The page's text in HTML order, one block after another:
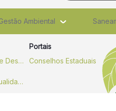
Ambiental
Secretaria de Estado de Meio Ambiente e Desenvolvimento Sustentável
Dados do Monitoramento Contínuo da Qualidade do ar
Portais
Conselhos Estaduais